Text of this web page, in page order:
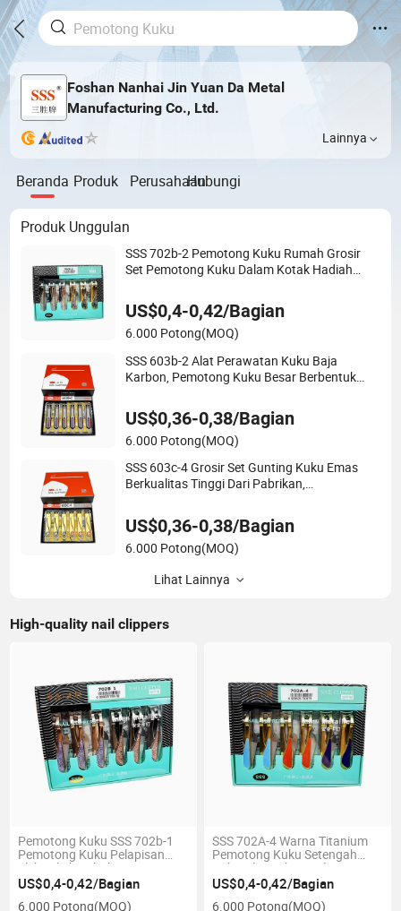
Foshan Nanhai Jin Yuan Da Metal
Manufacturing Co., Ltd.
Lainnya
Beranda Produk PerusahaanHubungi
Produk Unggulan
SSS 702b-2 Pemotong Kuku Rumah Grosir
Set Pemotong Kuku Dalam Kotak Hadiah
US$0,4-0,42/Bagian
6.000 Potong(MOQ)
SSS 603b-2 Alat Perawatan Kuku Baja
Karbon, Pemotong Kuku Besar Berbentuk
Kecantikan Kuku
US$0,36-0,38/Bagian
6.000 Potong(MOQ)
SSS 603c-4 Grosir Set Gunting Kuku Emas
Berkualitas Tinggi Dari Pabrikan,
Karbon
US$0,36-0,38/Bagian
6.000 Potong(MOQ)
Lihat Lainnya
High-quality nail clippers
Pemotong Kuku SSS 702b-1
Pemotong Kuku Pelapisan
Elektrolitik Pabrik Pemotong
Kuku Foshan
US$0,4-0,42/Bagian
6.000 Potong(MOQ)
SSS 702A-4 Warna Titanium
Pemotong Kuku Setengah
Bulat Alat Kuku Kualitas
Tinggi Grosir
US$0,4-0,42/Bagian
6.000 Potong(MOQ)